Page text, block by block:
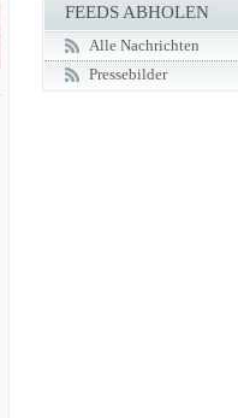
FEEDS ABHOLEN
Alle Nachrichten
Pressebilder